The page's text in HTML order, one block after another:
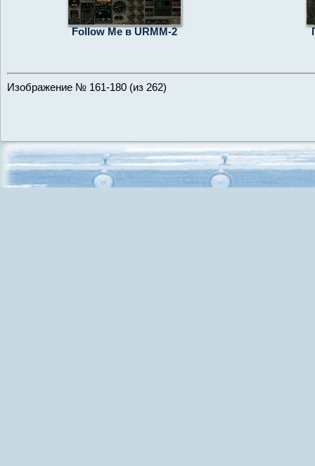
Follow Me в URMM-2
Изображение № 161-180 (из 262)